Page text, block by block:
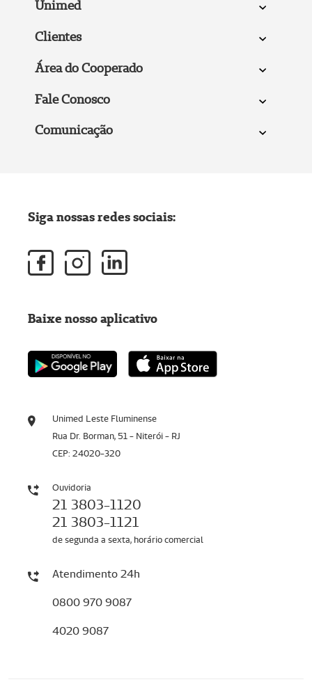
Unimed
Clientes
Área do Cooperado
Fale Conosco
Comunicação
Unimed Leste Fluminense
Rua Dr. Borman, 51 - Niterói - RJ
CEP: 24020-320
Ouvidoria
21 3803-1120
21 3803-1121
de segunda a sexta, horário comercial
Atendimento 24h
0800 970 9087
4020 9087
Siga nossas redes sociais:
Baixe nosso aplicativo